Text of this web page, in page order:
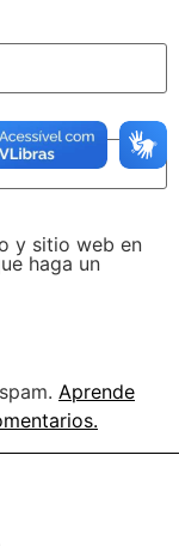
y sitio web en
haga un
Aprende